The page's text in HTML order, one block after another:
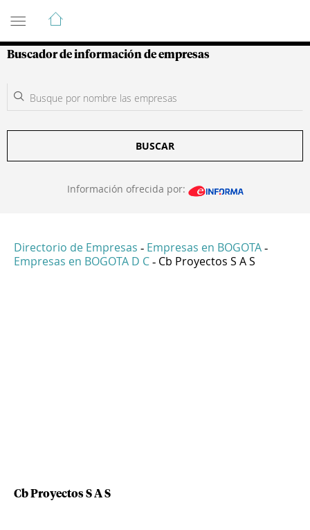
Guía de Empresas Colombianas
Buscador de información de empresas
BUSCAR
Información ofrecida por:
Directorio de Empresas - Empresas en BOGOTA -
Empresas en BOGOTA D C - Cb Proyectos S A S
Cb Proyectos S A S